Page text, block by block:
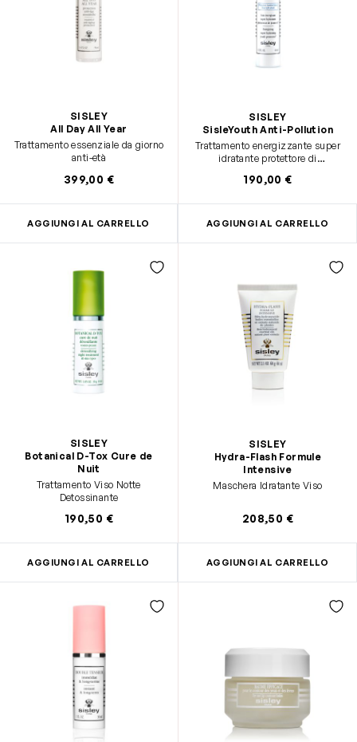
SISLEY
All Day All Year
Trattamento essenziale da giorno
anti-età
399,00 €
AGGIUNGI AL CARRELLO
SISLEY
SisleYouth Anti-Pollution
Trattamento energizzante super
idratante protettore di
la pelle dagli effetti
luminosità)
190,00 €
AGGIUNGI AL CARRELLO
SISLEY
Botanical D-Tox Cure de
Nuit
Trattamento Viso Notte
Detossinante
190,50 €
AGGIUNGI AL CARRELLO
SISLEY
Hydra-Flash Formule
Intensive
Maschera Idratante Viso
208,50 €
AGGIUNGI AL CARRELLO